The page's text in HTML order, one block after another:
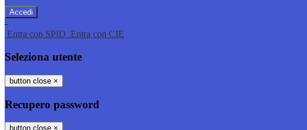
-
Entra con SPID Entra con CIE
Seleziona utente
button close ×
Recupero password
button close ×